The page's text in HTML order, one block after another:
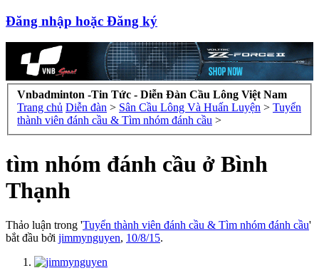
Đăng nhập hoặc Đăng ký
Vnbadminton -Tin Tức - Diễn Đàn Cầu Lông Việt Nam
Trang chủ Diễn đàn > Sân Cầu Lông Và Huấn Luyện > Tuyển
thành viên đánh cầu & Tìm nhóm đánh cầu >
tìm nhóm đánh cầu ở Bình
Thạnh
Thảo luận trong 'Tuyển thành viên đánh cầu & Tìm nhóm đánh cầu'
bắt đầu bởi jimmynguyen, 10/8/15.